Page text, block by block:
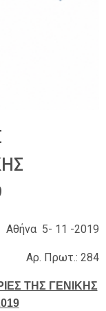
-2019
284
ΤΗΣ ΓΕΝΙΚΗΣ